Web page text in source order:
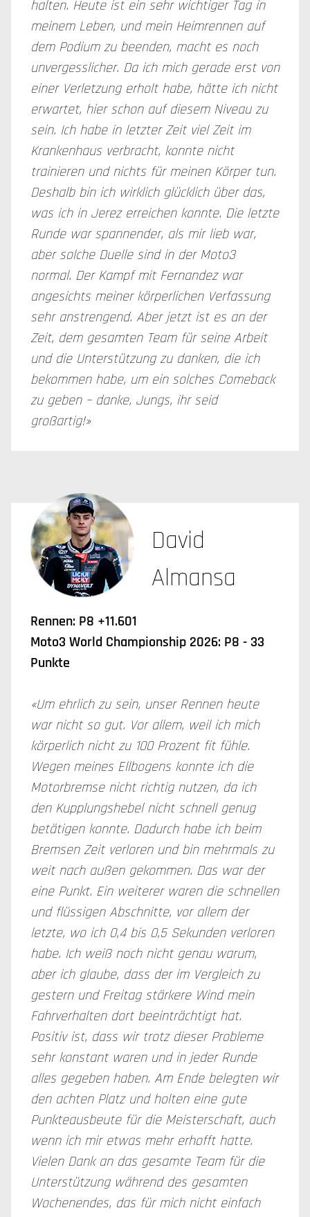
halten. Heute ist ein sehr wichtiger Tag in
meinem Leben, und mein Heimrennen auf
dem Podium zu beenden, macht es noch
unvergesslicher. Da ich mich gerade erst von
einer Verletzung erholt habe, hätte ich nicht
erwartet, hier schon auf diesem Niveau zu
sein. Ich habe in letzter Zeit viel Zeit im
Krankenhaus verbracht, konnte nicht
trainieren und nichts für meinen Körper tun.
Deshalb bin ich wirklich glücklich über das,
was ich in Jerez erreichen konnte. Die letzte
Runde war spannender, als mir lieb war,
aber solche Duelle sind in der Moto3
normal. Der Kampf mit Fernandez war
angesichts meiner körperlichen Verfassung
sehr anstrengend. Aber jetzt ist es an der
Zeit, dem gesamten Team für seine Arbeit
und die Unterstützung zu danken, die ich
bekommen habe, um ein solches Comeback
zu geben – danke, Jungs, ihr seid
großartig!»
David
Almansa
Rennen: P8 +11.601
Moto3 World Championship 2026: P8 - 33
Punkte
«Um ehrlich zu sein, unser Rennen heute
war nicht so gut. Vor allem, weil ich mich
körperlich nicht zu 100 Prozent fit fühle.
Wegen meines Ellbogens konnte ich die
Motorbremse nicht richtig nutzen, da ich
den Kupplungshebel nicht schnell genug
betätigen konnte. Dadurch habe ich beim
Bremsen Zeit verloren und bin mehrmals zu
weit nach außen gekommen. Das war der
eine Punkt. Ein weiterer waren die schnellen
und flüssigen Abschnitte, vor allem der
letzte, wo ich 0,4 bis 0,5 Sekunden verloren
habe. Ich weiß noch nicht genau warum,
aber ich glaube, dass der im Vergleich zu
gestern und Freitag stärkere Wind mein
Fahrverhalten dort beeinträchtigt hat.
Positiv ist, dass wir trotz dieser Probleme
sehr konstant waren und in jeder Runde
alles gegeben haben. Am Ende belegten wir
den achten Platz und holten eine gute
Punkteausbeute für die Meisterschaft, auch
wenn ich mir etwas mehr erhofft hatte.
Vielen Dank an das gesamte Team für die
Unterstützung während des gesamten
Wochenendes, das für mich nicht einfach